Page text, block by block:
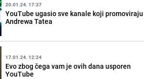
20.01.24. 17:37
YouTube ugasio sve kanale koji promoviraju
Andrewa Tatea
17.01.24. 12:24
Evo zbog čega vam je ovih dana usporen
YouTube